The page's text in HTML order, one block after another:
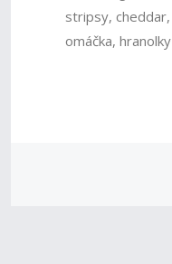
stripsy,
omáčka,